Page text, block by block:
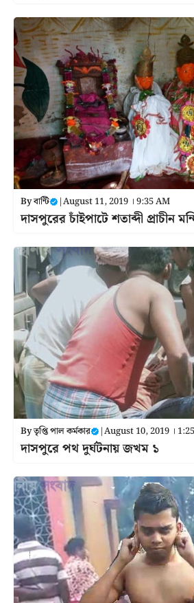
Byবান্টি |August 11, 2019 । 9:35 AM
দাসপুরের চাঁইপাটে শতাব্দী প্রাচীন
Byতৃপ্তি পাল কর্মকার |August 10, 2019 ।
দাসপুরে পথ দুর্ঘটনায় জখম ১